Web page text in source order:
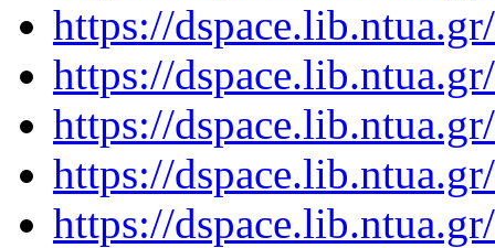
https://
https://
https://
https://
https://